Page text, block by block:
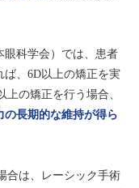
眼科学会）では、患者
、6D以上の矯正を実
の矯正を行う場合、
長期的な維持が得ら
合は、レーシック手術